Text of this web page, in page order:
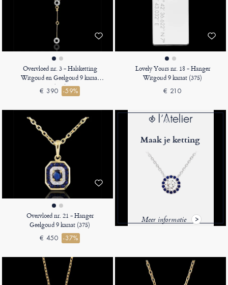
Overvloed nr. 3 - Halsketting
Witgoud en Geelgoud 9 karaat
(375)
€ 390 -59%
Lovely Yours nr. 18 - Hanger
Witgoud 9 karaat (375)
€ 210
Overvloed nr. 21 - Hanger
Geelgoud 9 karaat (375)
€ 450 -37%
Maak je ketting
Meer informatie